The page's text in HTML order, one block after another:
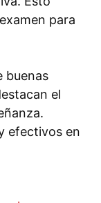
para
buenas
el
efectivos en